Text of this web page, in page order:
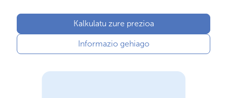
Kalkulatu zure prezioa
Informazio gehiago